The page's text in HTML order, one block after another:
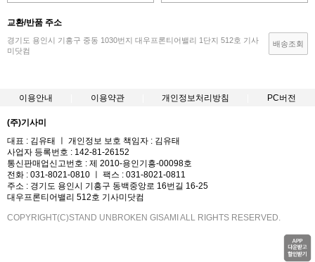
교환/반품 주소
경기도 용인시 기흥구 중동 1030번지 대우프론티어밸리 1단지 512호 기사
미닷컴
배송조회
이용안내 이용약관 개인정보처리방침 PC버전
(주)기사미
대표 : 김유태 ㅣ 개인정보 보호 책임자 : 김유태
사업자 등록번호 : 142-81-26152
통신판매업신고번호 : 제 2010-용인기흥-00098호
전화 : 031-8021-0810 ㅣ 팩스 : 031-8021-0811
주소 : 경기도 용인시 기흥구 동백중앙로 16번길 16-25
대우프론티어밸리 512호 기사미닷컴
COPYRIGHT(C)STAND UNBROKEN GISAMI ALL RIGHTS RESERVED.